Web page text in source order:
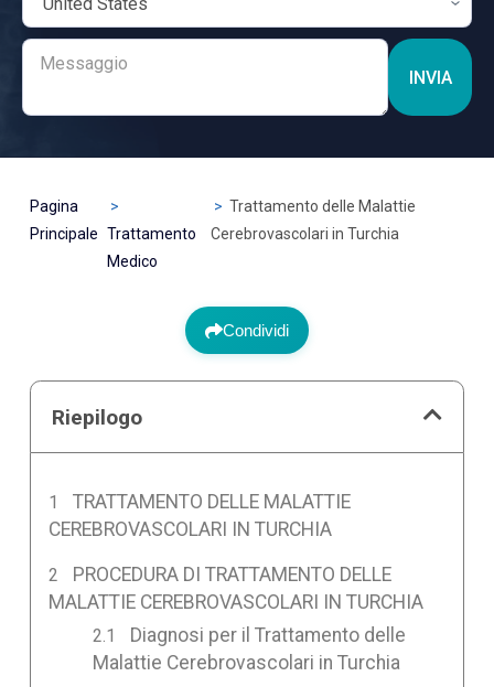
INVIA
Pagina
Principale Trattamento
Medico
Trattamento delle Malattie
Cerebrovascolari in Turchia
Condividi
Riepilogo
TRATTAMENTO DELLE MALATTIE
CEREBROVASCOLARI IN TURCHIA
PROCEDURA DI TRATTAMENTO DELLE
MALATTIE CEREBROVASCOLARI IN TURCHIA
Diagnosi per il Trattamento delle
Malattie Cerebrovascolari in Turchia